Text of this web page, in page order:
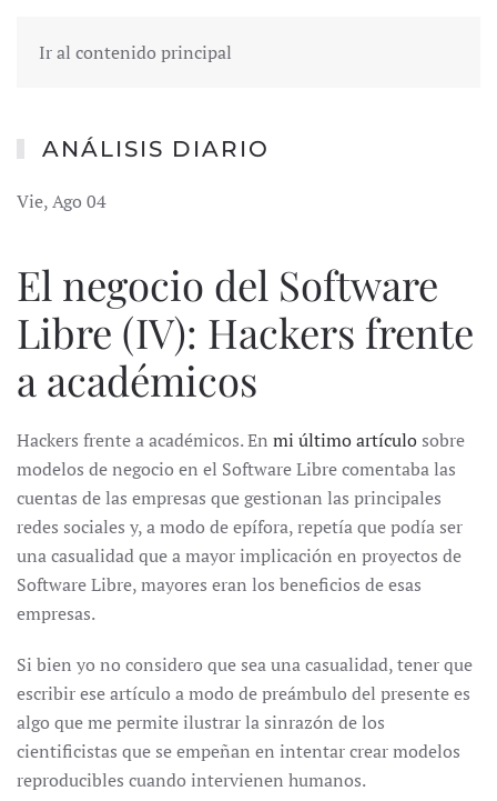
Ir al contenido principal
ANÁLISIS DIARIO
Vie, Ago 04
El negocio del Software
Libre (IV): Hackers frente
a académicos
Hackers frente a académicos. En mi último artículo sobre
modelos de negocio en el Software Libre comentaba las
cuentas de las empresas que gestionan las principales
redes sociales y, a modo de epífora, repetía que podía ser
una casualidad que a mayor implicación en proyectos de
Software Libre, mayores eran los beneficios de esas
empresas.
Si bien yo no considero que sea una casualidad, tener que
escribir ese artículo a modo de preámbulo del presente es
algo que me permite ilustrar la sinrazón de los
cientificistas que se empeñan en intentar crear modelos
reproducibles cuando intervienen humanos.